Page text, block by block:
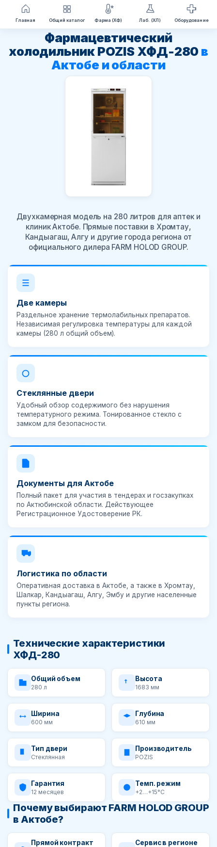
Перейти
содержимому
Фармацевтический
холодильник POZIS ХФД-280 в
Актобе и области
Двухкамерная модель на 280 литров для аптек и
клиник Актобе. Прямые поставки в Хромтау,
Кандыагаш, Алгу и другие города региона от
официального дилера FARM HOLOD GROUP.
Две камеры
Раздельное хранение термолабильных препаратов.
Независимая регулировка температуры для каждой
камеры (280 л общий объем).
Стеклянные двери
Удобный обзор содержимого без нарушения
температурного режима. Тонированное стекло с
замком для безопасности.
Документы для Актобе
Полный пакет для участия в тендерах и госзакупках
по Актюбинской области. Действующее
Регистрационное Удостоверение РК.
Логистика по области
Оперативная доставка в Актобе, а также в Хромтау,
Шалкар, Кандыагаш, Алгу, Эмбу и другие населенные
пункты региона.
Технические характеристики
ХФД-280
Общий объем
280 л
Высота
1683 мм
Ширина
600 мм
Глубина
610 мм
Тип двери
Стеклянная
Производитель
POZIS
Гарантия
12 месяцев
Темп. режим
+2…+15°C
Почему выбирают FARM HOLOD GROUP
в Актобе?
Прямой контракт Сервис в регионе
Главная Общий каталог Фарма (ХФ) Лаб. (ХЛ) Оборудование